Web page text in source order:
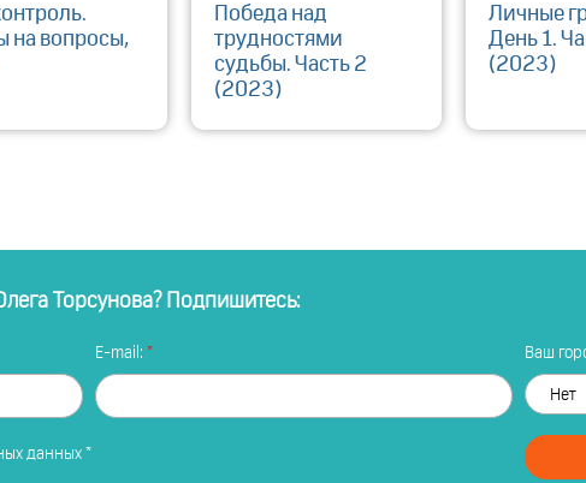
на вопросы,
Победа над
трудностями
судьбы. Часть 2
(2023)
Личные
День 1.
(2023)
Торсунова? Подпишитесь:
E-mail: Ваш
данных*